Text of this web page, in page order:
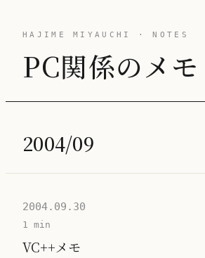
HAJIME MIYAUCHI · NOTES
PC関係のメモ
2004/09
2004.09.30
1 min
VC++メモ